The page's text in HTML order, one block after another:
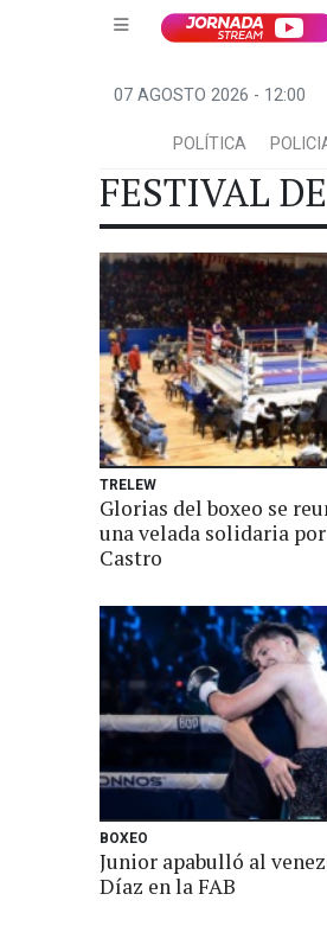
07 AGOSTO 2026 - 12:00
POLÍTICA
FESTIVAL
TRELEW
Glorias del boxeo se
una velada solidaria
Castro
BOXEO
Junior apabulló al
Díaz en la FAB